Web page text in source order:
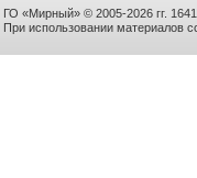
ГО «Мирный» © 2005-2026 гг.
При использовании материалов